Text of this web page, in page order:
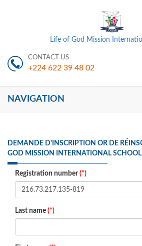
Life of God Mission
CONTACT US
+224 622 39 48 02
NAVIGATION
DEMANDE D'INSCRIPTION OR DE
GOD MISSION INTERNATIONAL SCHOOL
Registration number(*)
Last name (*)